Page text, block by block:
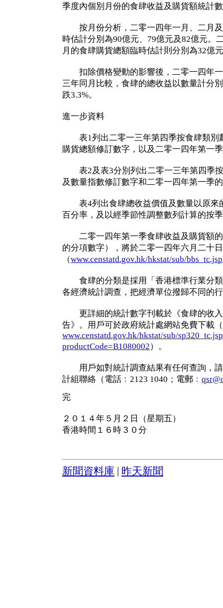
季度內個別月份的食肆收益及購貨額統計
按月份分析，二零一四年一月、二月及
時估計分別為90億元、79億元及82億元。
月的食肆購貨總額臨時估計則分別為32億
扣除價格變動的影響後，二零一四年一
三年同月比較，食肆的總收益以數量計分
跌3.3%。
進一步資料
表1列出二零一三年第四季按食肆類別
購貨總額修訂數字，以及二零一四年第一
表2及表3分別列出二零一三年第四季按
及數量指數修訂數字和二零一四年第一季
表4列出食肆總收益價值及數量以原來
百分率，及以經季節性調整數列計算的按
二零一四年第一季食肆收益及購貨額的
的分項數字），將於二零一四年六月二十
（www.censtatd.gov.hk/hkstat/sub/bbs_tc.jsp
食肆的分類是採用「香港標準行業分類
各經濟統計調查，把經濟單位撥歸不同的
更詳細的統計數字刊載於《食肆的收入
告》。用戶可於政府統計處網站免費下載
www.censtatd.gov.hk/hkstat/sub/
productCode=B1080002）。
用戶如對統計調查結果有任何查詢，請
計組聯絡（電話﹕2123 1040；電郵﹕
完
２０１４年５月２日（星期五）
香港時間１６時３０分
新聞資料庫 昨天新聞